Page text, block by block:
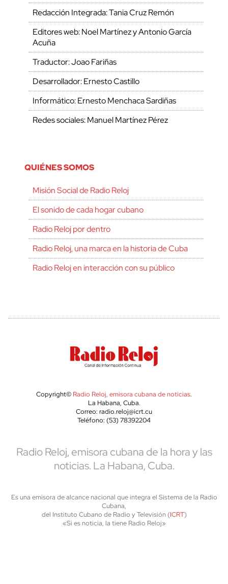
Redacción Integrada: Tania Cruz Remón
Editores web: Noel Martínez y Antonio García
Acuña
Traductor: Joao Fariñas
Desarrollador: Ernesto Castillo
Informático: Ernesto Menchaca Sardiñas
Redes sociales: Manuel Martínez Pérez
QUIÉNES SOMOS
Misión Social de Radio Reloj
El sonido de cada hogar cubano
Radio Reloj por dentro
Radio Reloj, una marca en la historia de Cuba
Radio Reloj en interacción con su público
Copyright© Radio Reloj, emisora cubana de noticias.
La Habana, Cuba.
Correo: radio.reloj@icrt.cu
Teléfono: (53) 78392204
Radio Reloj, emisora cubana de la hora y las
noticias. La Habana, Cuba.
Es una emisora de alcance nacional que integra el Sistema de la Radio
Cubana,
del Instituto Cubano de Radio y Televisión (ICRT)
«Si es noticia, la tiene Radio Reloj»